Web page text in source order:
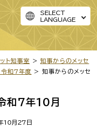
SELECT
LANGUAGE
ト知事室 >知事からのメッセ
和7年度 > 知事からのメッセ
和7年10月
10月27日